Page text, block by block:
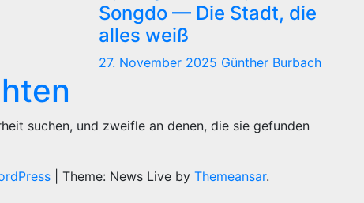
Songdo — Die Stadt, die
alles weiß
27. November 2025 Günther Burbach
suchen, und zweifle an denen, die sie gefunden
Theme: News Live by Themeansar.